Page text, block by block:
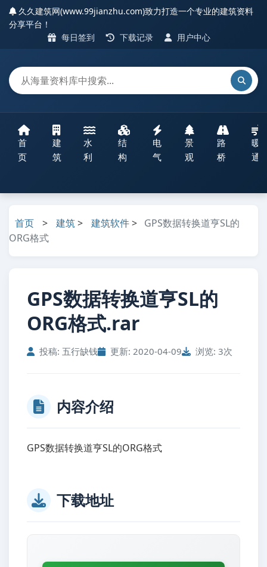
久久建筑网(www.99jianzhu.com)致力打造一个专业的建筑资料
分享平台！
每日签到
下载记录 用户中心
首
页
建
筑
水
利
结
构
电
气
景
观
路
桥
暖
通
首页 > 建筑> 建筑软件> GPS数据转换道亨SL的
ORG格式
GPS数据转换道亨SL的
ORG格式.rar
投稿: 五行缺钱 更新: 2020-04-09 浏览: 3次
内容介绍
GPS数据转换道亨SL的ORG格式
下载地址